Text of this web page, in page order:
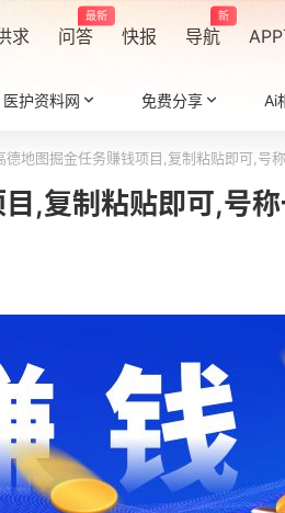
求 问答
最新
快报 导航
新
医护资料网 免费分享 Ai
德地图掘金任务赚钱项目,复制粘贴即可,号
,复制粘贴即可,号